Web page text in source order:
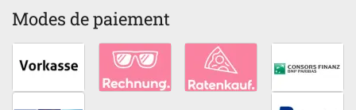
Modes de paiement